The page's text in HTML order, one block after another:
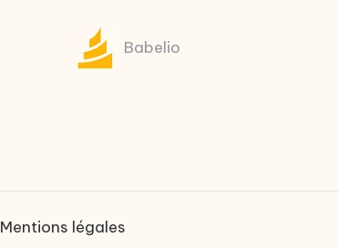
Babelio
Mentions légales